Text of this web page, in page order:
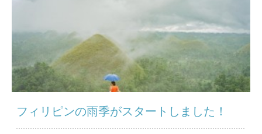
フィリピンの雨季がスタートしました！